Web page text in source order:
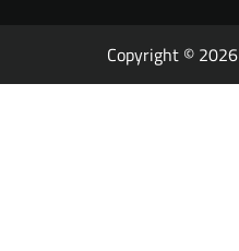
Copyright © 2026